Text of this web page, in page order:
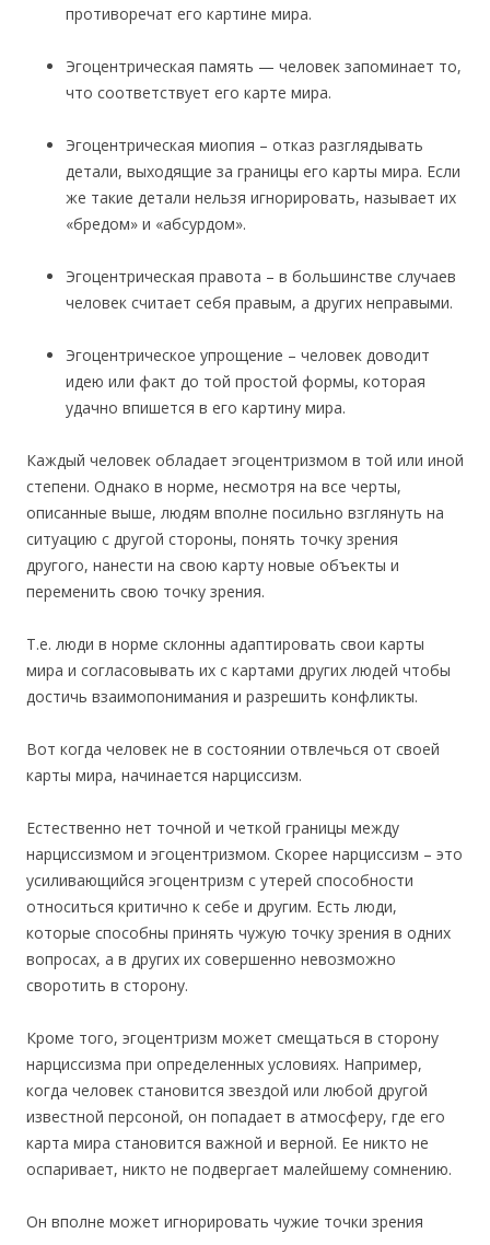
противоречат его картине мира.
Эгоцентрическая память — человек запоминает то,
что соответствует его карте мира.
Эгоцентрическая миопия – отказ разглядывать
детали, выходящие за границы его карты мира. Если
же такие детали нельзя игнорировать, называет их
«бредом» и «абсурдом».
Эгоцентрическая правота – в большинстве случаев
человек считает себя правым, а других неправыми.
Эгоцентрическое упрощение – человек доводит
идею или факт до той простой формы, которая
удачно впишется в его картину мира.
Каждый человек обладает эгоцентризмом в той или иной
степени. Однако в норме, несмотря на все черты,
описанные выше, людям вполне посильно взглянуть на
ситуацию с другой стороны, понять точку зрения
другого, нанести на свою карту новые объекты и
переменить свою точку зрения.
Т.е. люди в норме склонны адаптировать свои карты
мира и согласовывать их с картами других людей чтобы
достичь взаимопонимания и разрешить конфликты.
Вот когда человек не в состоянии отвлечься от своей
карты мира, начинается нарциссизм.
Естественно нет точной и четкой границы между
нарциссизмом и эгоцентризмом. Скорее нарциссизм – это
усиливающийся эгоцентризм с утерей способности
относиться критично к себе и другим. Есть люди,
которые способны принять чужую точку зрения в одних
вопросах, а в других их совершенно невозможно
своротить в сторону.
Кроме того, эгоцентризм может смещаться в сторону
нарциссизма при определенных условиях. Например,
когда человек становится звездой или любой другой
известной персоной, он попадает в атмосферу, где его
карта мира становится важной и верной. Ее никто не
оспаривает, никто не подвергает малейшему сомнению.
Он вполне может игнорировать чужие точки зрения